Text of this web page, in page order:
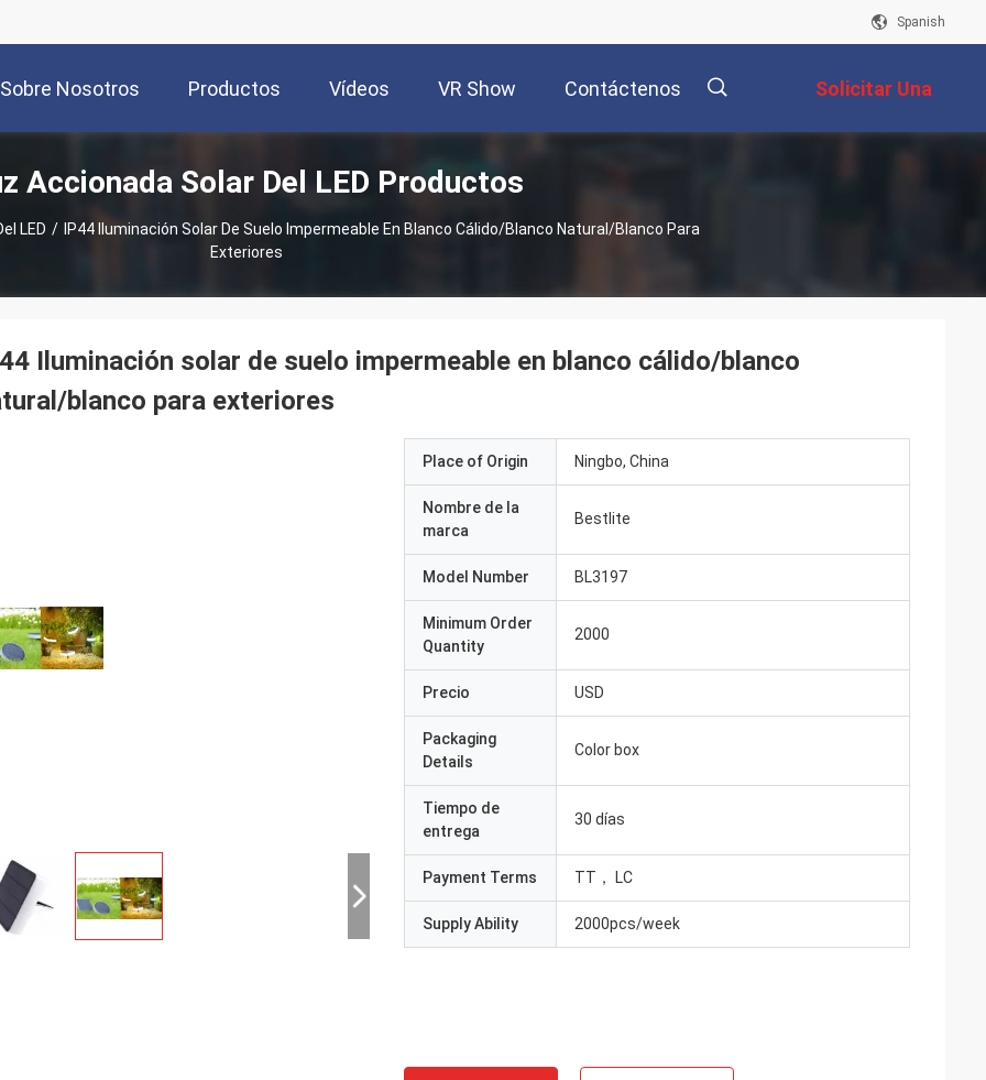
Spanish
Sobre Nosotros Productos Vídeos VR Show Contáctenos Solicitar Una
Cotización
Accionada Solar Del LED Productos
LED /
IP44 Iluminación Solar De Suelo Impermeable En Blanco Cálido/blanco Natural/blanco Para
Exteriores
Iluminación solar de suelo impermeable en blanco cálido/blanco
blanco para exteriores
Place of Origin Ningbo, China
Nombre de la
marca
Bestlite
Model Number BL3197
Minimum Order
Quantity
2000
Precio USD
Packaging
Details
Color box
Tiempo de
entrega
30 días
Payment Terms TT， LC
Supply Ability 2000pcs/week